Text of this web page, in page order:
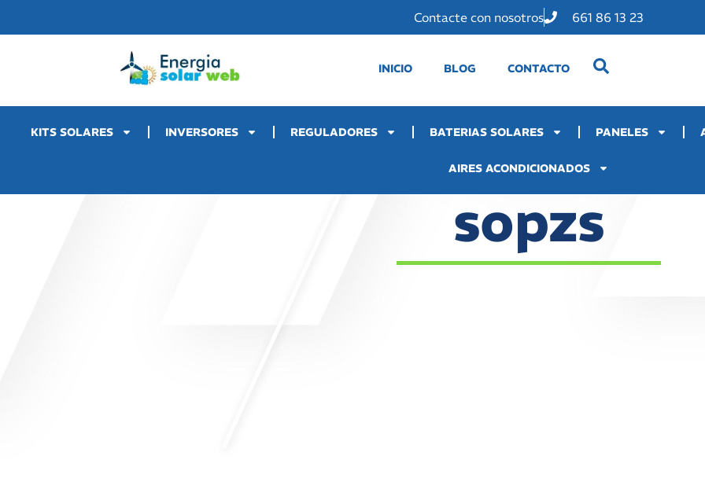
Contacte con nosotros 661 86 13 23
INICIO BLOG CONTACTO
KITS SOLARES INVERSORES REGULADORES BATERIAS SOLARES PANELES
AIRES ACONDICIONADOS
sopzs